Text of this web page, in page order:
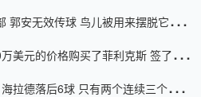
郭安无效传球 鸟儿被用来摆脱它
美元的价格购买了菲利克斯 签了7年
拉德落后6球 只有两个连续三个连续